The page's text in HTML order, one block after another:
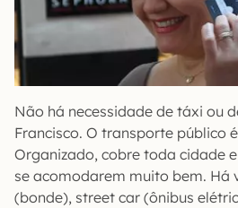
Não há necessidade de táxi ou
Francisco. O transporte público
Organizado, cobre toda cidade
se acomodarem muito bem. Há
(bonde), street car (ônibus